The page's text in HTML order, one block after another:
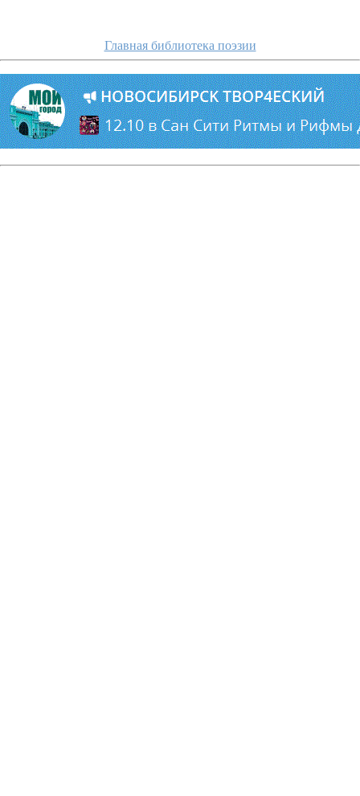
Главная библиотека поэзии